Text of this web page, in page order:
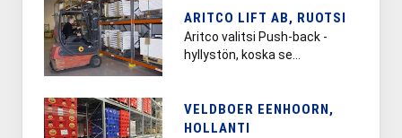
ARITCO LIFT AB, RUOTSI
Aritco valitsi Push-back -
hyllystön, koska se…
VELDBOER EENHOORN,
HOLLANTI